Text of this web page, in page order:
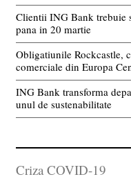
Clientii ING Bank trebuie
pana in 20 martie
Obligatiunile Rockcastle,
comerciale din Europa
ING Bank transforma
unul de sustenabilitate
Criza COVID-19